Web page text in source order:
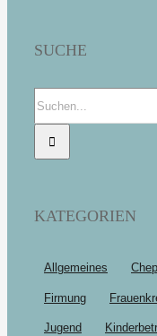
SUCHE
Suche
nach:
KATEGORIEN
Allgemeines
Firmung
Jugend